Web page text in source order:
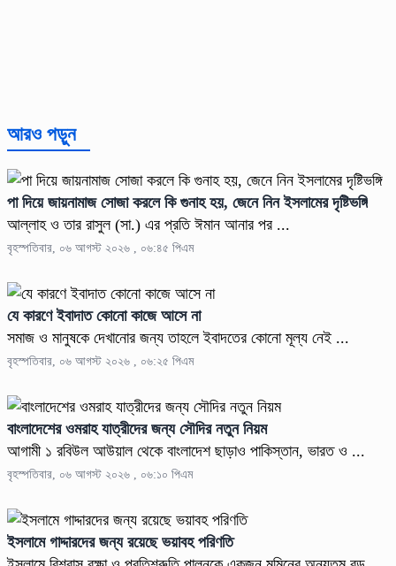
আরও পড়ুন
পা দিয়ে জায়নামাজ সোজা করলে কি গুনাহ হয়, জেনে নিন ইসলামের দৃষ্টিভঙ্গি
আল্লাহ ও তার রাসুল (সা.) এর প্রতি ঈমান আনার পর ...
বৃহস্পতিবার, ০৬ আগস্ট ২০২৬ , ০৬:৪৫ পিএম
যে কারণে ইবাদাত কোনো কাজে আসে না
সমাজ ও মানুষকে দেখানোর জন্য তাহলে ইবাদতের কোনো মূল্য নেই ...
বৃহস্পতিবার, ০৬ আগস্ট ২০২৬ , ০৬:২৫ পিএম
বাংলাদেশের ওমরাহ যাত্রীদের জন্য সৌদির নতুন নিয়ম
আগামী ১ রবিউল আউয়াল থেকে বাংলাদেশ ছাড়াও পাকিস্তান, ভারত ও ...
বৃহস্পতিবার, ০৬ আগস্ট ২০২৬ , ০৬:১০ পিএম
ইসলামে গাদ্দারদের জন্য রয়েছে ভয়াবহ পরিণতি